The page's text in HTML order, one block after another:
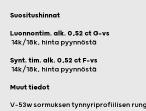
Suositushinnat
Luonnontim. alk. 0,52 ct G-vs
14k/18k, hinta pyynnöstä
Synt. tim. alk. 0,52 ct F-vs
14k/18k, hinta pyynnöstä
Muut tiedot
V-53w sormuksen tynnyriprofiilisen